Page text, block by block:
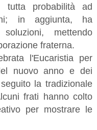
tutta probabilità ad
in aggiunta, ha
mettendo
fraterna.
l'Eucaristia per
nuovo anno e dei
la tradizionale
frati hanno colto
per mostrare le